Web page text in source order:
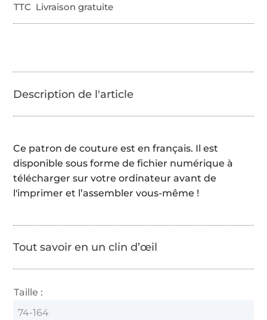
TTC Livraison gratuite
Ce patron de couture est en français. Il est
disponible sous forme de fichier numérique à
télécharger sur votre ordinateur avant de
l'imprimer et l’assembler vous-même !
Tout savoir en un clin d’œil
Taille :
74-164